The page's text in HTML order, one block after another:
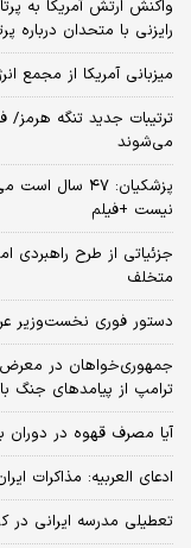
واکنش ارتش آمریکا به
رایزنی با متحدان
میزبانی آمریکا از مجمع
ترتیبات جدید تنگه
می‌شوند
پزشکیان: ۴۷
نیست +فیلم
متخلف
دستور فوری نخست‌وزیر
جمهوری‌خواهان در
ترامپ از پیامدهای جنگ
آیا مصرف قهوه در دوران
ادعای العربیه: مذاکرات
تعطیلی مدرسه ایرانی در